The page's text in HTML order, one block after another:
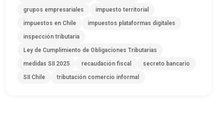
grupos empresariales
impuesto territorial
impuestos en Chile
impuestos plataformas digitales
inspección tributaria
Ley de Cumplimiento de Obligaciones Tributarias
medidas SII 2025
recaudación fiscal
secreto bancario
SII Chile
tributación comercio informal